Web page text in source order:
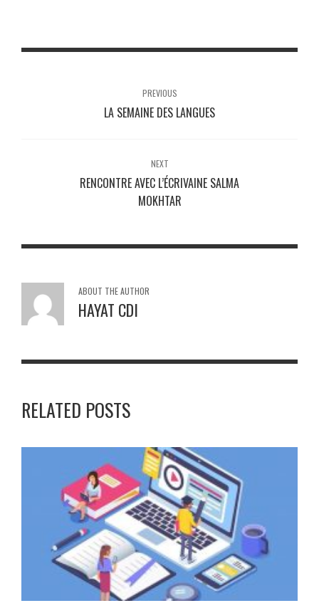
PREVIOUS
LA SEMAINE DES LANGUES
NEXT
RENCONTRE AVEC L’ÉCRIVAINE SALMA
MOKHTAR
ABOUT THE AUTHOR
HAYAT CDI
RELATED POSTS